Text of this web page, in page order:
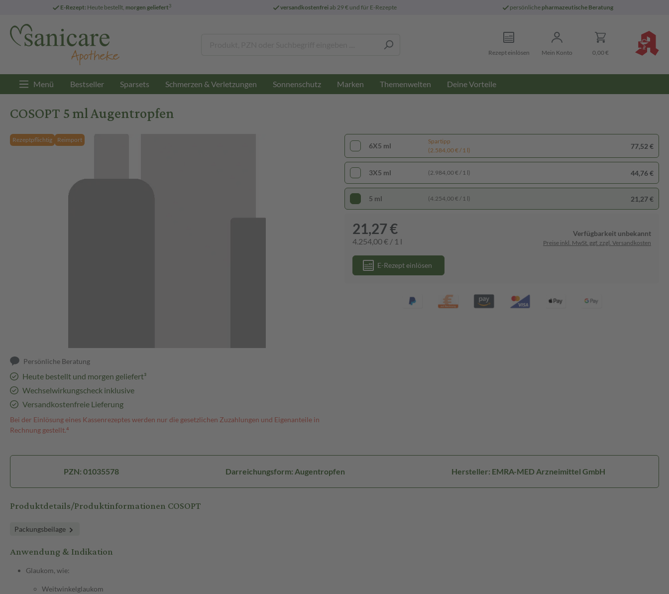
E-Rezept: Heute bestellt, morgen geliefert3 versandkostenfreiab 29 € und für E-Rezepte persönliche pharmazeutische Beratung
Rezept einlösen Mein Konto 0,00 €
Menü Bestseller Sparsets Schmerzen & Verletzungen Sonnenschutz Marken Themenwelten Deine Vorteile
COSOPT 5 ml Augentropfen
Rezeptpflichtig Reimport
Persönliche Beratung
Heute bestellt und morgen geliefert³
Wechselwirkungscheck inklusive
Versandkostenfreie Lieferung
Bei der Einlösung eines Kassenrezeptes werden nur die gesetzlichen Zuzahlungen und Eigenanteile in
Rechnung gestellt.⁴
6X5 ml
Spartipp
(2.584,00 € / 1 l)
77,52 €
3X5 ml (2.984,00 € / 1 l) 44,76 €
5 ml (4.254,00 € / 1 l) 21,27 €
21,27 €
4.254,00 € / 1 l
Verfügbarkeit unbekannt
Preise inkl. MwSt. ggf. zzgl. Versandkosten
E-Rezept einlösen
PZN: 01035578 Darreichungsform: Augentropfen Hersteller: EMRA-MED Arzneimittel GmbH
Produktdetails/Produktinformationen COSOPT
Packungsbeilage
Anwendung & Indikation
Glaukom, wie:
Weitwinkelglaukom